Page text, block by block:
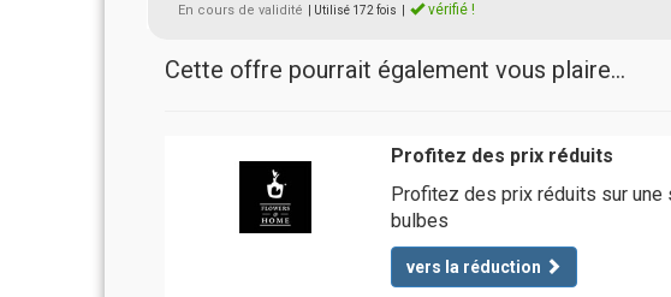
En cours de validité | Utilisé 172 fois vérifié !
Cette offre pourrait également vous plaire...
Profitez des prix réduits
Profitez des prix réduits sur une
bulbes
vers la réduction